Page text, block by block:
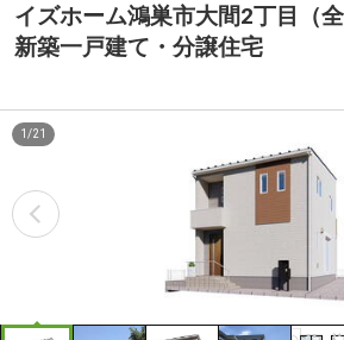
イズホーム鴻巣市大間2丁目（全
新築一戸建て・分譲住宅
1 /21